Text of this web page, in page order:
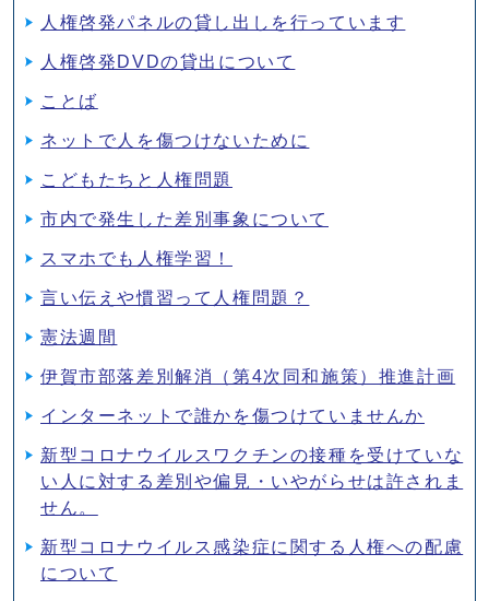
人権啓発パネルの貸し出しを行っています
人権啓発DVDの貸出について
ことば
ネットで人を傷つけないために
こどもたちと人権問題
市内で発生した差別事象について
スマホでも人権学習！
言い伝えや慣習って人権問題？
憲法週間
伊賀市部落差別解消（第4次同和施策）推進計画
インターネットで誰かを傷つけていませんか
新型コロナウイルスワクチンの接種を受けていな
い人に対する差別や偏見・いやがらせは許されま
せん。
新型コロナウイルス感染症に関する人権への配慮
について